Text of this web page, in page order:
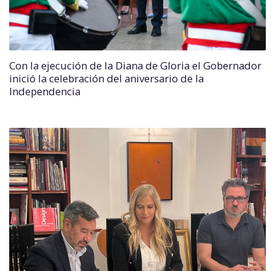
Con la ejecución de la Diana de Gloria el Gobernador
inició la celebración del aniversario de la
Independencia